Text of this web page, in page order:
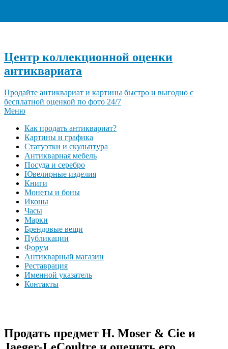
Центр коллекционной оценки
антиквариата
Продайте антиквариат и картины быстро и выгодно с
бесплатной оценкой по фото 24/7
Меню
Как продать антиквариат?
Картины и графика
Статуэтки и скульптура
Антикварная мебель
Посуда и серебро
Ювелирные изделия
Книги
Монеты и боны
Иконы
Часы
Марки
Брендовые вещи
Публикации
Форум
Антикварный магазин
Реставрация
Именной указатель
Контакты
Продать предмет H. Moser & Cie и